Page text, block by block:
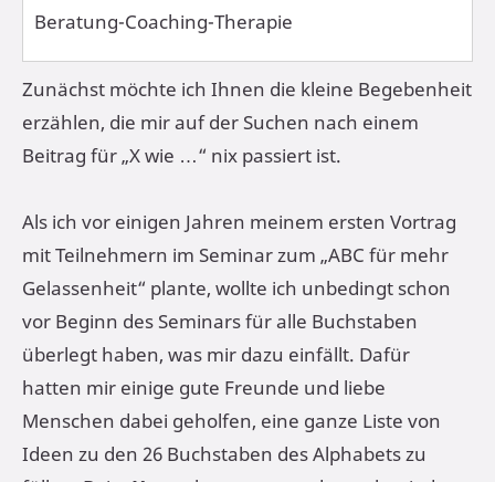
Beratung-Coaching-Therapie
Zunächst möchte ich Ihnen die kleine Begebenheit
erzählen, die mir auf der Suchen nach einem
Beitrag für „X wie …“ nix passiert ist.
Als ich vor einigen Jahren meinem ersten Vortrag
mit Teilnehmern im Seminar zum „ABC für mehr
Gelassenheit“ plante, wollte ich unbedingt schon
vor Beginn des Seminars für alle Buchstaben
überlegt haben, was mir dazu einfällt. Dafür
hatten mir einige gute Freunde und liebe
Menschen dabei geholfen, eine ganze Liste von
Ideen zu den 26 Buchstaben des Alphabets zu